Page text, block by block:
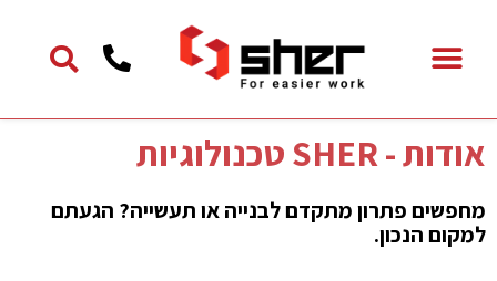
אודות - SHER טכנולוגיות
מחפשים פתרון מתקדם לבנייה או תעשייה? הגעתם
למקום הנכון.